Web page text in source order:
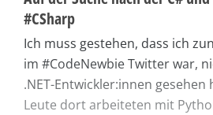
#CSharp
Ich muss gestehen, dass ich
im #CodeNewbie Twitter war,
.NET-Entwickler:innen gesehen
Leute dort arbeiteten mit